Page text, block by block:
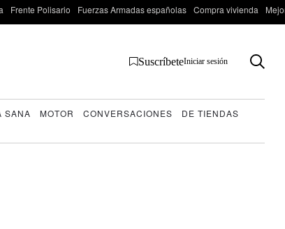
Frente Polisario Fuerzas Armadas españolas Compra vivienda
SuscríbeteIniciar sesión
SANA MOTOR CONVERSACIONES
DE TIENDAS